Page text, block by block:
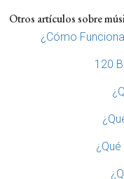
Otros artículos sobre
¿Cómo
120